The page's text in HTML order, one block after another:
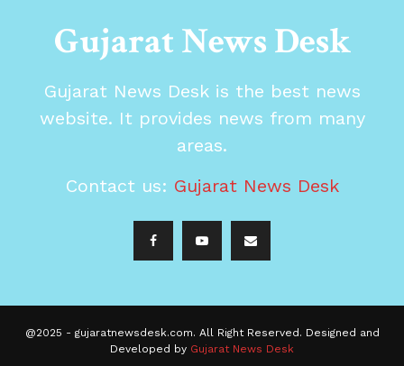
Gujarat News Desk
Gujarat News Desk is the best news
website. It provides news from many
areas.
Contact us: Gujarat News Desk
@2025 - gujaratnewsdesk.com. All Right Reserved. Designed and
Developed by Gujarat News Desk